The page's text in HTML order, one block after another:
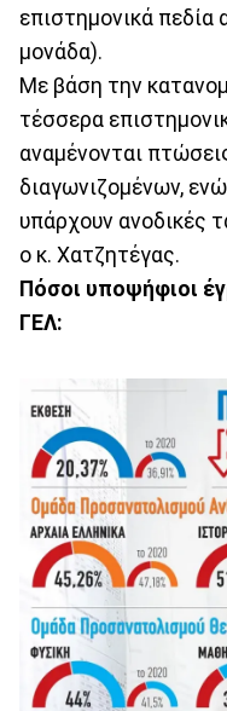
επιστημονικά πεδία
μονάδα).
Με βάση την
τέσσερα
αναμένονται
διαγωνιζομένων,
υπάρχουν ανοδικές
ο κ. Χατζητέγας.
Πόσοι υποψήφιοι
ΓΕΛ: